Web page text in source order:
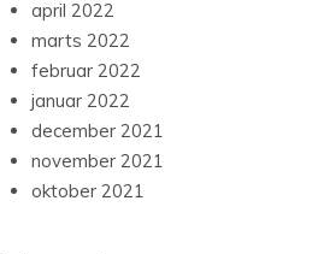
april 2022
marts 2022
februar 2022
januar 2022
december 2021
november 2021
oktober 2021